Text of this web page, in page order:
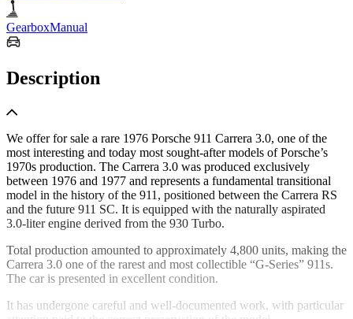
GearboxManual
Description
We offer for sale a rare 1976 Porsche 911 Carrera 3.0, one of the
most interesting and today most sought-after models of Porsche’s
1970s production. The Carrera 3.0 was produced exclusively
between 1976 and 1977 and represents a fundamental transitional
model in the history of the 911, positioned between the Carrera RS
and the future 911 SC. It is equipped with the naturally aspirated
3.0-liter engine derived from the 930 Turbo.
Total production amounted to approximately 4,800 units, making the
Carrera 3.0 one of the rarest and most collectible “G-Series” 911s.
The car is presented in excellent condition.
It has undergone careful and well-documented work, with particular